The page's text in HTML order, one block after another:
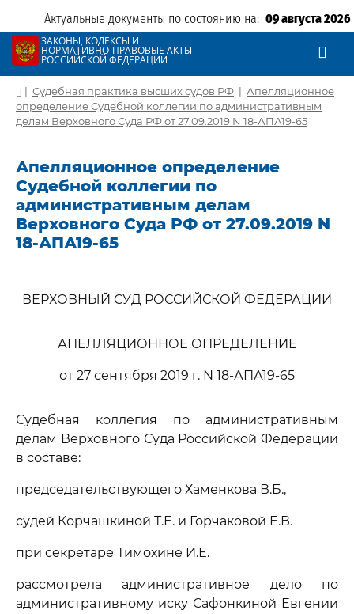
Актуальные документы по состоянию на: 09 августа 2026
ЗАКОНЫ, КОДЕКСЫ И
НОРМАТИВНО-ПРАВОВЫЕ АКТЫ
РОССИЙСКОЙ ФЕДЕРАЦИИ
| Судебная практика высших судов РФ | Апелляционное
определение Судебной коллегии по административным
делам Верховного Суда РФ от 27.09.2019 N 18-АПА19-65
Апелляционное определение
Судебной коллегии по
административным делам
Верховного Суда РФ от 27.09.2019 N
18-АПА19-65
ВЕРХОВНЫЙ СУД РОССИЙСКОЙ ФЕДЕРАЦИИ
АПЕЛЛЯЦИОННОЕ ОПРЕДЕЛЕНИЕ
от 27 сентября 2019 г. N 18-АПА19-65
Судебная коллегия по административным
делам Верховного Суда Российской Федерации
в составе:
председательствующего Хаменкова В.Б.,
судей Корчашкиной Т.Е. и Горчаковой Е.В.
при секретаре Тимохине И.Е.
рассмотрела административное дело по
административному иску Сафонкиной Евгении